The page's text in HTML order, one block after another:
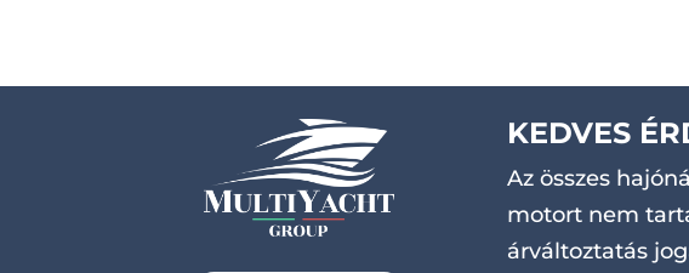
KEDVES
Az összes
motort nem
árváltoztatás